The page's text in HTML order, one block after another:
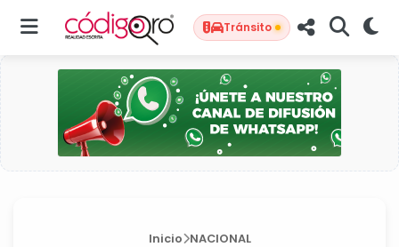
Tránsito
Inicio NACIONAL